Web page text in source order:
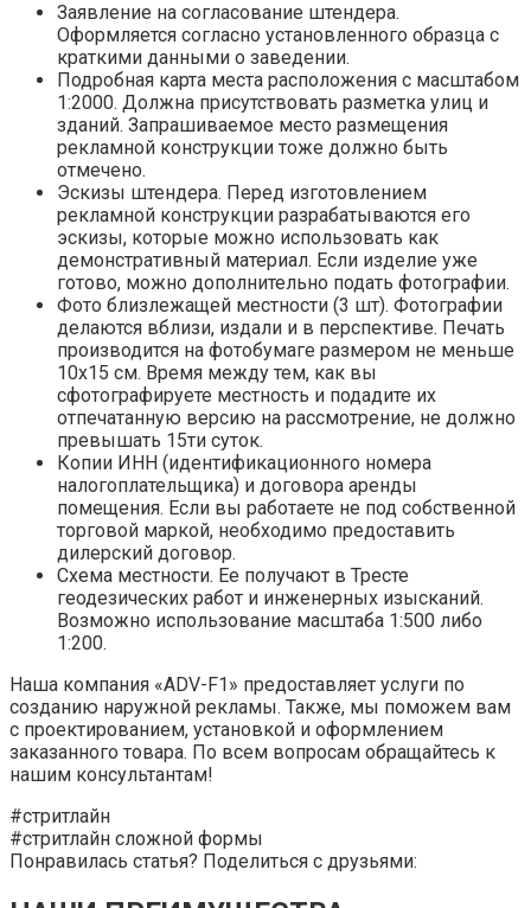
Заявление на согласование штендера.
Оформляется согласно установленного образца с
краткими данными о заведении.
Подробная карта места расположения с масштабом
1:2000. Должна присутствовать разметка улиц и
зданий. Запрашиваемое место размещения
рекламной конструкции тоже должно быть
отмечено.
Эскизы штендера. Перед изготовлением
рекламной конструкции разрабатываются его
эскизы, которые можно использовать как
демонстративный материал. Если изделие уже
готово, можно дополнительно подать фотографии.
Фото близлежащей местности (3 шт). Фотографии
делаются вблизи, издали и в перспективе. Печать
производится на фотобумаге размером не меньше
10х15 см. Время между тем, как вы
сфотографируете местность и подадите их
отпечатанную версию на рассмотрение, не должно
превышать 15ти суток.
Копии ИНН (идентификационного номера
налогоплательщика) и договора аренды
помещения. Если вы работаете не под собственной
торговой маркой, необходимо предоставить
дилерский договор.
Схема местности. Ее получают в Тресте
геодезических работ и инженерных изысканий.
Возможно использование масштаба 1:500 либо
1:200.
Наша компания «ADV-F1» предоставляет услуги по
созданию наружной рекламы. Также, мы поможем вам
с проектированием, установкой и оформлением
заказанного товара. По всем вопросам обращайтесь к
нашим консультантам!
#стритлайн
#стритлайн сложной формы
Понравилась статья? Поделиться с друзьями: